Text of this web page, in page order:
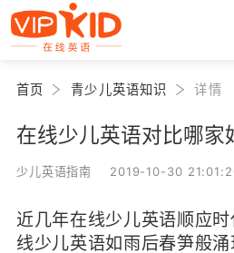
首页 青少儿英语知识 详情
在线少儿英语对比哪家
少儿英语指南 2019-10-30
近几年在线少儿英语顺应
线少儿英语如雨后春笋般